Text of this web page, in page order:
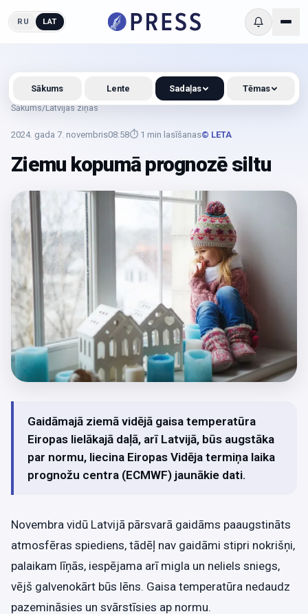
RU LAT
Sākums/Latvijas ziņas
2024. gada 7. novembris08:58⏱ 1 min lasīšanas© LETA
Ziemu kopumā prognozē siltu
Gaidāmajā ziemā vidējā gaisa temperatūra
Eiropas lielākajā daļā, arī Latvijā, būs augstāka
par normu, liecina Eiropas Vidēja termiņa laika
prognožu centra (ECMWF) jaunākie dati.
Novembra vidū Latvijā pārsvarā gaidāms paaugstināts
atmosfēras spiediens, tādēļ nav gaidāmi stipri nokrišņi,
palaikam līņās, iespējama arī migla un neliels sniegs,
vējš galvenokārt būs lēns. Gaisa temperatūra nedaudz
pazemināsies un svārstīsies ap normu.
Sākums Lente Sadaļas Tēmas